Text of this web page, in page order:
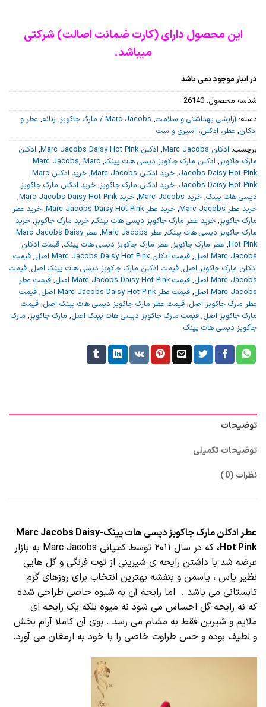
این محصول دارای (کارت ضمانت اصالت) شرکتی
میباشد.
در انبار موجود نمی باشد
شناسه محصول: 26140
دسته: آرایشی بهداشتی و سلامت, Marc Jacobs / مارک جاکوبز , زنانه, عطر و
ادکلن, عطر، ادکلن، اسپری و ست
برچسب: ادکلن Marc Jacobs , ادکلن Marc Jacobs Daisy Hot Pink , ادکلن
مارک جاکوبز, ادکلن مارک جاکوبز دیسی هات پینک,
Marc Jacobs, Marc
Jacobs Daisy Hot Pink
, خرید ادکلن Marc Jacobs ,
خرید ادکلن Marc
Jacobs Daisy Hot Pink
, خرید ادکلن مارک جاکوبز, خرید ادکلن مارک جاکوبز
دیسی هات پینک, خرید Marc Jacobs , خرید Marc Jacobs Daisy Hot Pink
,
خرید عطر Marc Jacobs
, خرید عطر Marc Jacobs Daisy Hot Pink , خرید عطر
مارک جاکوبز, خرید عطر مارک جاکوبز دیسی هات پینک, خرید مارک جاکوبز, خرید
مارک جاکوبز دیسی هات پینک, عطر Marc Jacobs ,
عطر Marc Jacobs Daisy
Hot Pink
, عطر مارک جاکوبز, عطر مارک جاکوبز دیسی هات پینک, قیمت ادکلن
Marc Jacobs اصل
, قیمت ادکلن Marc Jacobs Daisy Hot Pink اصل , قیمت
ادکلن مارک جاکوبز اصل, قیمت ادکلن مارک جاکوبز دیسی هات پینک اصل, قیمت
Marc Jacobs اصل
, قیمت Marc Jacobs Daisy Hot Pink اصل , قیمت عطر
Marc Jacobs اصل
, قیمت عطر Marc Jacobs Daisy Hot Pink اصل , قیمت
عطر مارک جاکوبز اصل, قیمت عطر مارک جاکوبز دیسی هات پینک اصل, قیمت
مارک جاکوبز اصل, قیمت مارک جاکوبز دیسی هات پینک اصل, مارک جاکوبز, مارک
جاکوبز دیسی هات پینک
توضیحات
توضیحات تکمیلی
نظرات (0)
عطر ادکلن مارک جاکوبز دیسی هات پینک-Marc Jacobs Daisy
Hot Pink،
که در سال ۲۰۱۱ توسط کمپانی Marc Jacobs به بازار
عرضه شد با داشتن رایحه ی شیرینی از توت فرنگی و گل هایی
نظیر یاس ، یاسمن و بنفشه بهترین انتخاب برای روزهای گرم
تابستانی می باشد . اما رایحه آن به شیوه خاصی طراحی شده
که نه رایحه گل احساس می شود نه میوه بلکه یک رایحه ای
ملایم و شیرین فقط به مشام می رسد . بوی آن کاملا آرام بخش
و لطیف بوده و حس طراوت خاصی را با خود به ارمغان می آورد.